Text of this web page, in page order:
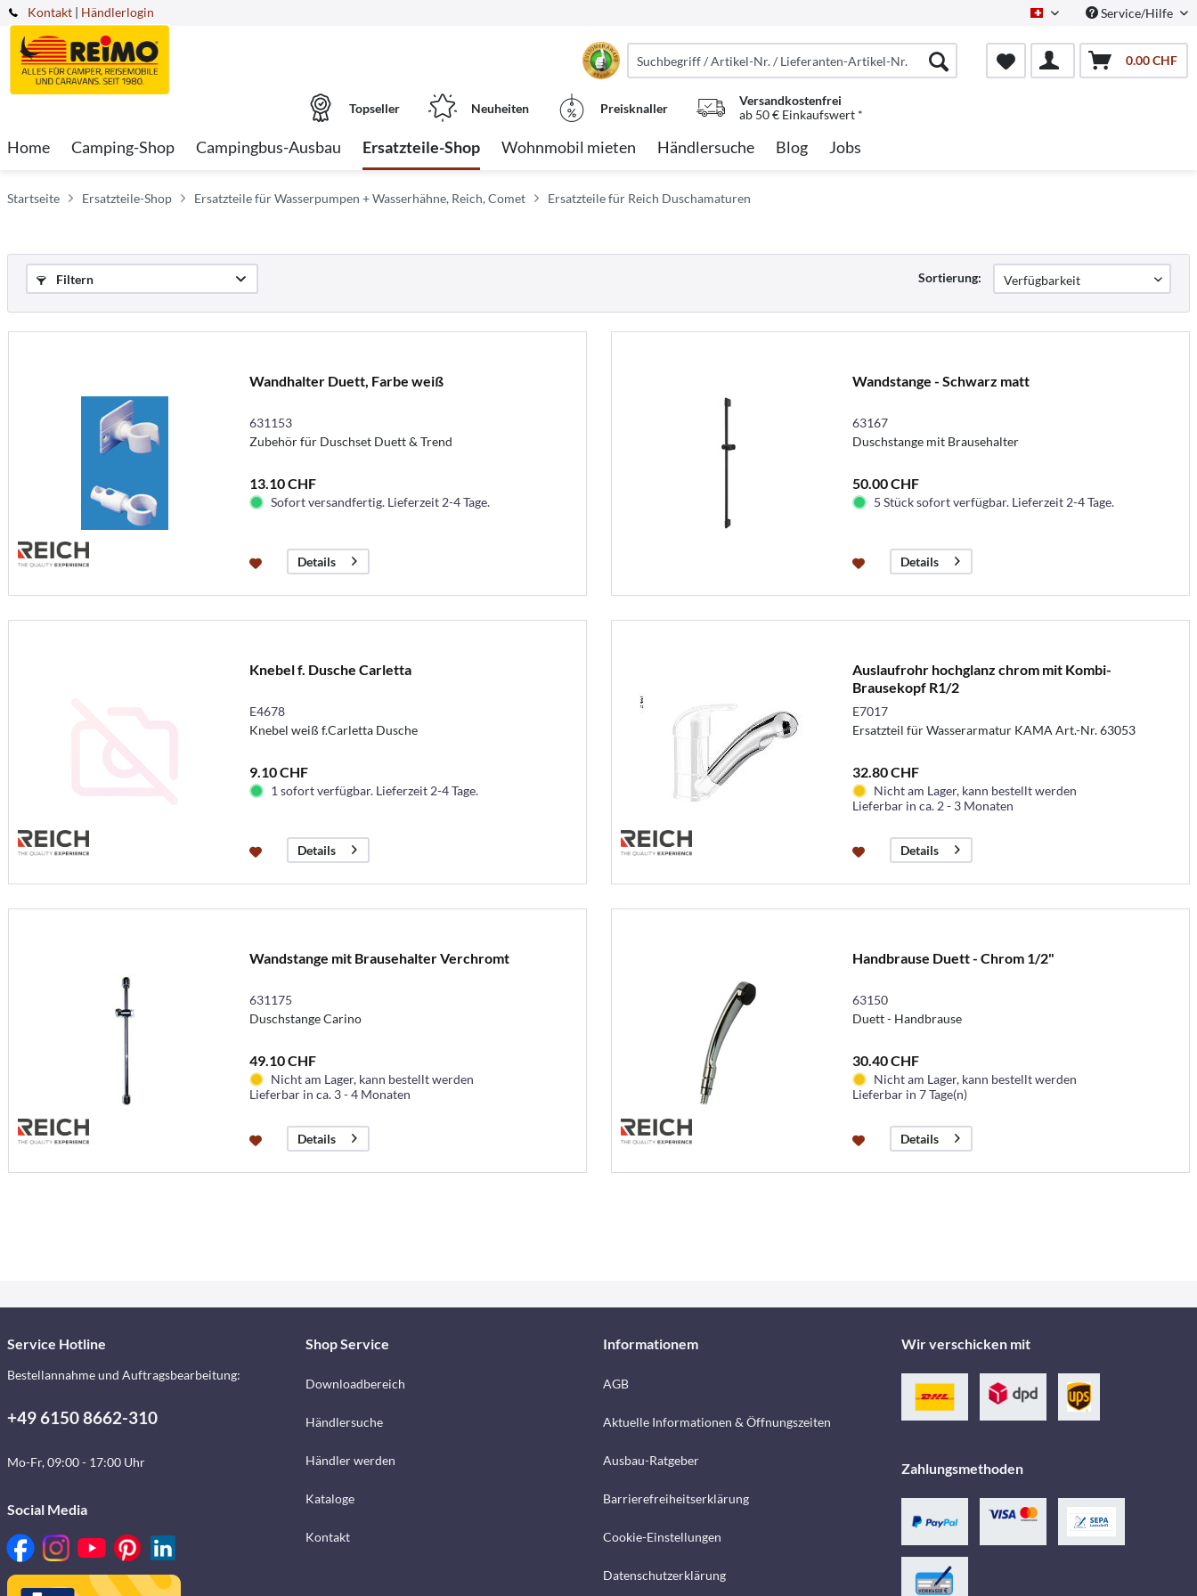
Kontakt Schweiz/DeutschService/Hilfe
| Händlerlogin
0.00 CHF
Topseller Neuheiten Preisknaller
Versandkostenfrei
ab 50 € Einkaufswert *
Home Camping-Shop Campingbus-Ausbau Ersatzteile-Shop Wohnmobil mieten Händlersuche Blog Jobs
Startseite Ersatzteile-Shop Ersatzteile für Wasserpumpen + Wasserhähne, Reich, Comet Ersatzteile für Reich Duschamaturen
Filtern Sortierung:
Wandhalter Duett, Farbe weiß
631153
Zubehör für Duschset Duett & Trend
13.10 CHF
Sofort versandfertig. Lieferzeit 2-4 Tage.
Details
Wandstange - Schwarz matt
63167
Duschstange mit Brausehalter
50.00 CHF
5 Stück sofort verfügbar. Lieferzeit 2-4 Tage.
Details
Knebel f. Dusche Carletta
E4678
Knebel weiß f.Carletta Dusche
9.10 CHF
1 sofort verfügbar. Lieferzeit 2-4 Tage.
Details
Auslaufrohr hochglanz chrom mit Kombi-
Brausekopf R1/2
E7017
Ersatzteil für Wasserarmatur KAMA Art.-Nr. 63053
32.80 CHF
Nicht am Lager, kann bestellt werden
Lieferbar in ca. 2 - 3 Monaten
Details
Wandstange mit Brausehalter Verchromt
631175
Duschstange Carino
49.10 CHF
Nicht am Lager, kann bestellt werden
Lieferbar in ca. 3 - 4 Monaten
Details
Handbrause Duett - Chrom 1/2"
63150
Duett - Handbrause
30.40 CHF
Nicht am Lager, kann bestellt werden
Lieferbar in 7 Tage(n)
Details
Service Hotline
Bestellannahme und Auftragsbearbeitung:
+49 6150 8662-310
Mo-Fr, 09:00 - 17:00 Uhr
Social Media
Shop Service
Downloadbereich
Händlersuche
Händler werden
Kataloge
Kontakt
Informationem
AGB
Aktuelle Informationen & Öffnungszeiten
Ausbau-Ratgeber
Barrierefreiheitserklärung
Cookie-Einstellungen
Datenschutzerklärung
Wir verschicken mit
Zahlungsmethoden